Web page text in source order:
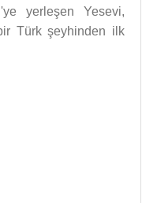
yerleşen Yesevi,
Türk şeyhinden ilk